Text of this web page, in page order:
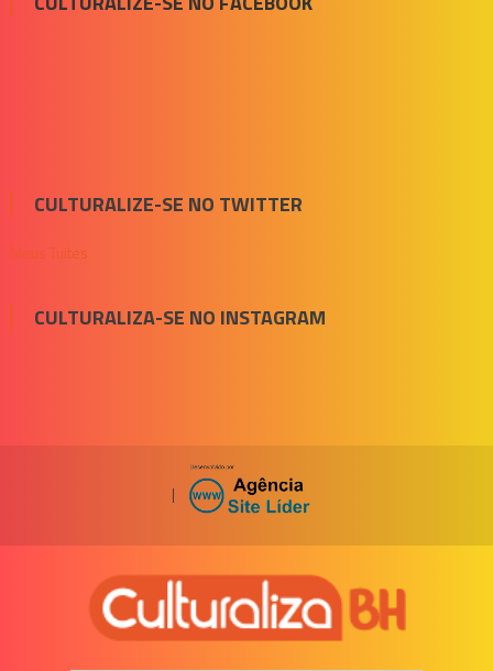
CULTURALIZE-SE NO TWITTER
Meus Tuítes
CULTURALIZA-SE NO INSTAGRAM
|